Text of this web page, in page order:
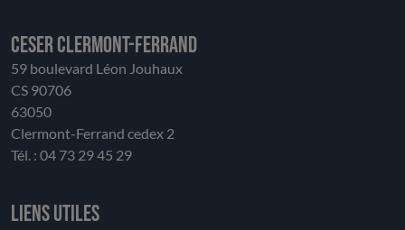
CESER Clermont-Ferrand
59 boulevard Léon Jouhaux
CS 90706
63050
Clermont-Ferrand cedex 2
Tél. : 04 73 29 45 29
Liens utiles